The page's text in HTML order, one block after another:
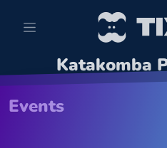
Katakomba
Events